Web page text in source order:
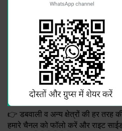
👉 डबवाली व अन्य क्षेत्रों की हर तरह
हमारे चैनल को फॉलो करें और राइट